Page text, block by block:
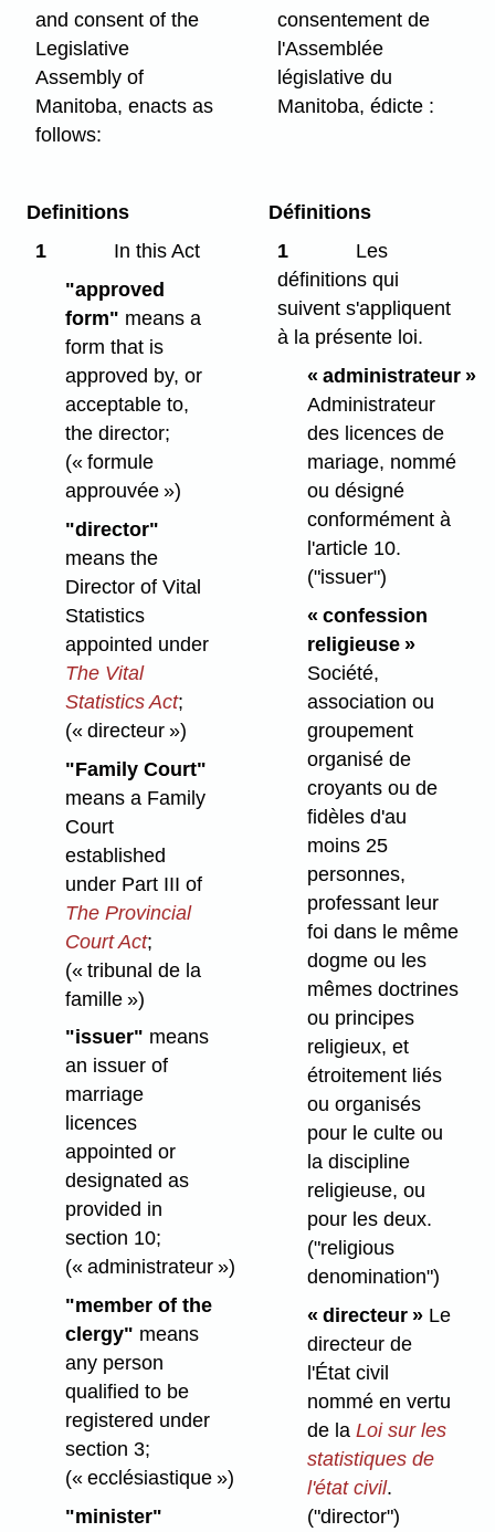
and consent of the
Legislative
Assembly of
Manitoba, enacts as
follows:
consentement de
l'Assemblée
législative du
Manitoba, édicte :
Definitions
1
In this Act
"approved
form" means a
form that is
approved by, or
acceptable to,
the director;
(« formule
approuvée »)
"director"
means the
Director of Vital
Statistics
appointed under
The Vital
Statistics Act;
(« directeur »)
"Family Court"
means a Family
Court
established
under Part III of
The Provincial
Court Act;
(« tribunal de la
famille »)
"issuer" means
an issuer of
marriage
licences
appointed or
designated as
provided in
section 10;
(« administrateur »)
"member of the
clergy" means
any person
qualified to be
registered under
section 3;
(« ecclésiastique »)
"minister"
Définitions
1
Les
définitions qui
suivent s'appliquent
à la présente loi.
« administrateur »
Administrateur
des licences de
mariage, nommé
ou désigné
conformément à
l'article 10.
("issuer")
« confession
religieuse »
Société,
association ou
groupement
organisé de
croyants ou de
fidèles d'au
moins 25
personnes,
professant leur
foi dans le même
dogme ou les
mêmes doctrines
ou principes
religieux, et
étroitement liés
ou organisés
pour le culte ou
la discipline
religieuse, ou
pour les deux.
("religious
denomination")
« directeur »Le
directeur de
l'État civil
nommé en vertu
de la Loi sur les
statistiques de
l'état civil.
("director")